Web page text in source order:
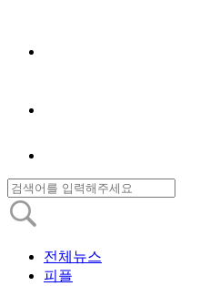
전체뉴스
피플